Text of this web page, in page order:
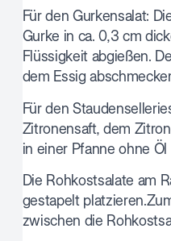
Für den Gurkensalat:
Gurke in ca. 0,3 cm
Flüssigkeit abgießen.
dem Essig
Für den
Zitronensaft, dem
in einer Pfanne ohne
Die Rohkostsalate am
gestapelt
zwischen die